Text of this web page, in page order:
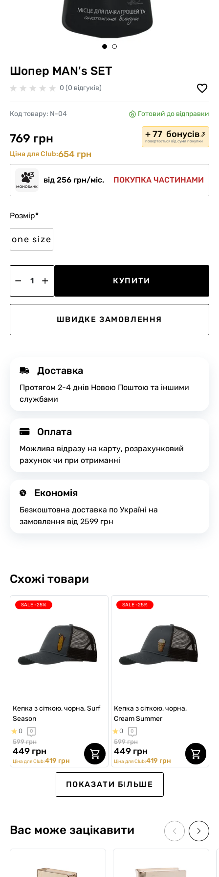
Шопер MAN's SET
0 (0 відгуків)
Код товару: N-04 Готовий до відправки
769 грн + 77 бонусів
повертається від суми покупки
Ціна для Club:654 грн
від 256 грн/міс. ПОКУПКА ЧАСТИНАМИ
Розмір*
one size
КУПИТИ
ШВИДКЕ ЗАМОВЛЕННЯ
Доставка
Протягом 2-4 днів Новою Поштою та іншими
службами
Оплата
Можлива відразу на карту, розрахунковий
рахунок чи при отриманні
Економія
Безкоштовна доставка по Україні на
замовлення від 2599 грн
Схожі товари
SALE -25%
Кепка з сіткою, чорна, Surf
Season
0 0
599 грн
449 грн
Ціна для Club:419 грн
SALE -25%
Кепка з сіткою, чорна,
Cream Summer
0 0
599 грн
449 грн
Ціна для Club:419 грн
SALE -25%
SALE -15%
ПОКАЗАТИ БІЛЬШЕ
Вас може зацікавити